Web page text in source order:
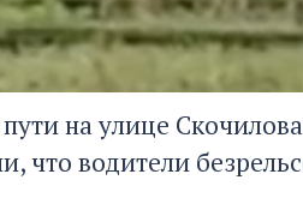
на улице Скочилова
что водители